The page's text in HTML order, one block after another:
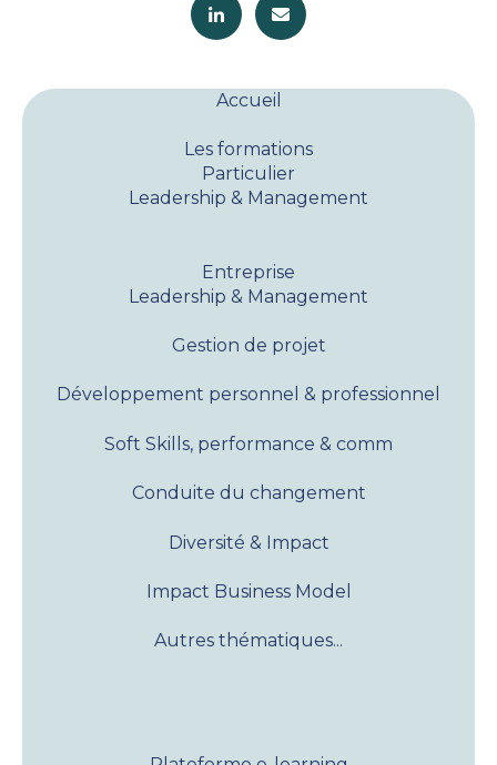
Accueil
Les formations
Particulier
Leadership & Management
Entreprise
Leadership & Management
Gestion de projet
Développement personnel & professionnel
Soft Skills, performance & comm
Conduite du changement
Diversité & Impact
Impact Business Model
Autres thématiques...